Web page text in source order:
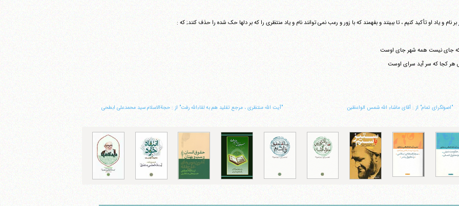
نام و یاد او تأکید کنیم ، تا ببینند و بفهمند که با زور و رعب نمی توانند نام و یاد منتظری را که بر دلها حک شده را حذف کنند; که :
که جای نیست همه شهر جای اوست
هر کجا که سر آید سرای اوست
"‏اصولگرای تمام" از : آقای ماشاء الله شمس الواعظین "‏آیت الله منتظری ، مرجع تقلید هم به لقاءالله رفت" از : حجةالاسلام سید محمدعلی ابطحی